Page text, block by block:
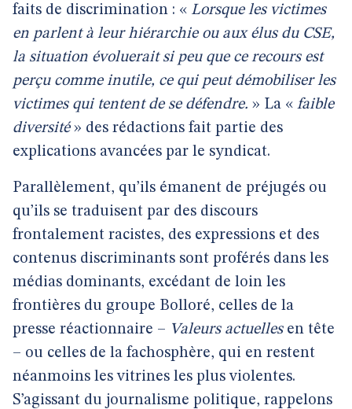
faits de discrimination : « Lorsque les victimes
en parlent à leur hiérarchie ou aux élus du CSE,
la situation évoluerait si peu que ce recours est
perçu comme inutile, ce qui peut démobiliser les
victimes qui tentent de se défendre. » La « faible
diversité» des rédactions fait partie des
explications avancées par le syndicat.
Parallèlement, qu’ils émanent de préjugés ou
qu’ils se traduisent par des discours
frontalement racistes, des expressions et des
contenus discriminants sont proférés dans les
médias dominants, excédant de loin les
frontières du groupe Bolloré, celles de la
presse réactionnaire – Valeurs actuellesen tête
– ou celles de la fachosphère, qui en restent
néanmoins les vitrines les plus violentes.
S’agissant du journalisme politique, rappelons